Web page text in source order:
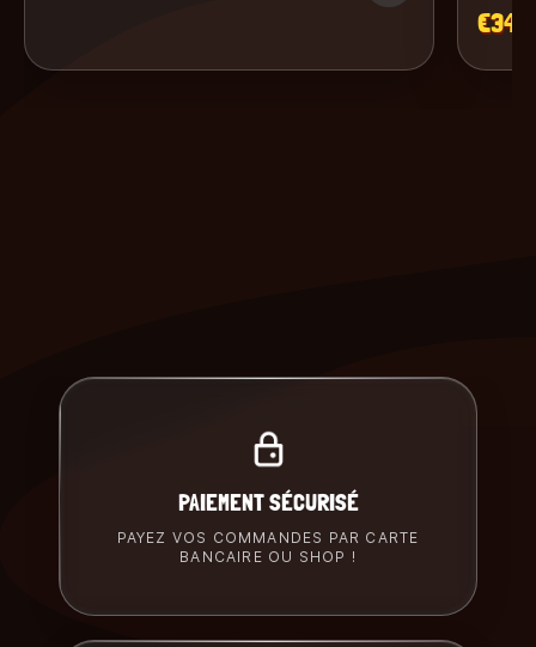
PAIEMENT SÉCURISÉ
PAYEZ VOS COMMANDES PAR CARTE
BANCAIRE OU SHOP !